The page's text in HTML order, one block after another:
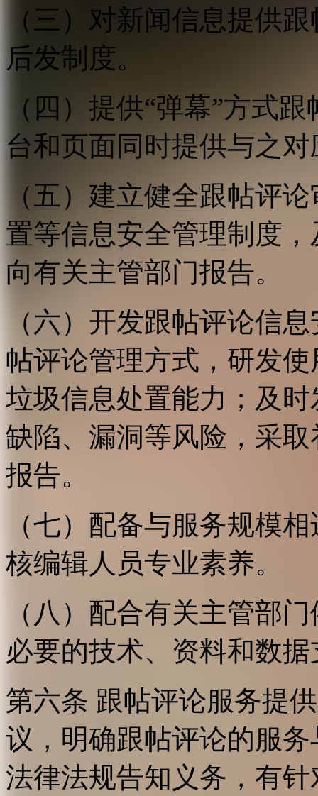
（三）对新闻信息提供
后发制度。
（四）提供“弹幕”方式
台和页面同时提供与之
（五）建立健全跟帖评
置等信息安全管理制度
向有关主管部门报告。
（六）开发跟帖评论信
帖评论管理方式，研发
垃圾信息处置能力；及
缺陷、漏洞等风险，采
报告。
（七）配备与服务规模
核编辑人员专业素养。
（八）配合有关主管部
必要的技术、资料和数
第六条 跟帖评论服务提
议，明确跟帖评论的服
法律法规告知义务，有